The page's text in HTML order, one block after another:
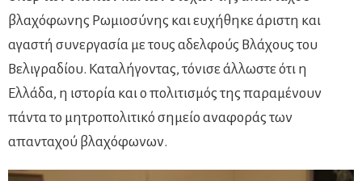
βλαχόφωνης Ρωμιοσύνης και ευχήθηκε άριστη και
αγαστή συνεργασία με τους αδελφούς Βλάχους του
Βελιγραδίου. Καταλήγοντας, τόνισε άλλωστε ότι η
Ελλάδα, η ιστορία και ο πολιτισμός της παραμένουν
πάντα το μητροπολιτικό σημείο αναφοράς των
απανταχού βλαχόφωνων.